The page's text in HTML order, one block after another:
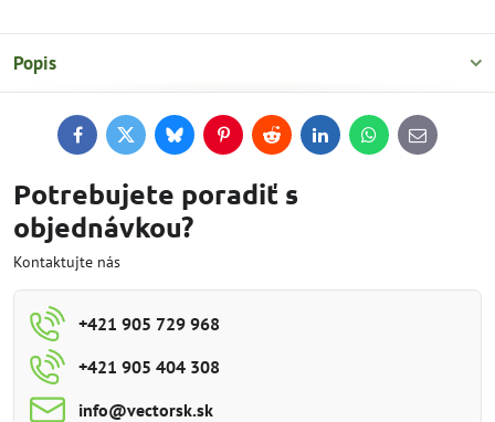
Popis
FacebookTwitterBlueskyPinterestReddit LinkedInWhatsApp
E-
mail
Potrebujete poradiť s
objednávkou?
Kontaktujte nás
+421 905 729 968
+421 905 404 308
info​@vectorsk​.sk